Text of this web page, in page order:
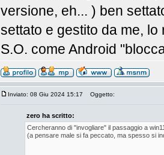
versione, eh... ) ben
settato e gestito da me,
S.O. come Android
Inviato: 08 Giu 2024 15:17 Oggetto:
zero ha scritto:
Cercheranno di "invogliare" il passaggio a
(a pensare male si fa peccato, ma spesso si